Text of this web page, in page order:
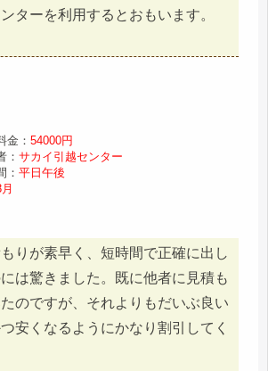
ターを利用するとおもいます。
金：54000円
：サカイ引越センター
：平日午後
りが素早く、短時間で正確に出し
は驚きました。既に他者に見積も
のですが、それよりもだいぶ良い
安くなるようにかなり割引してく